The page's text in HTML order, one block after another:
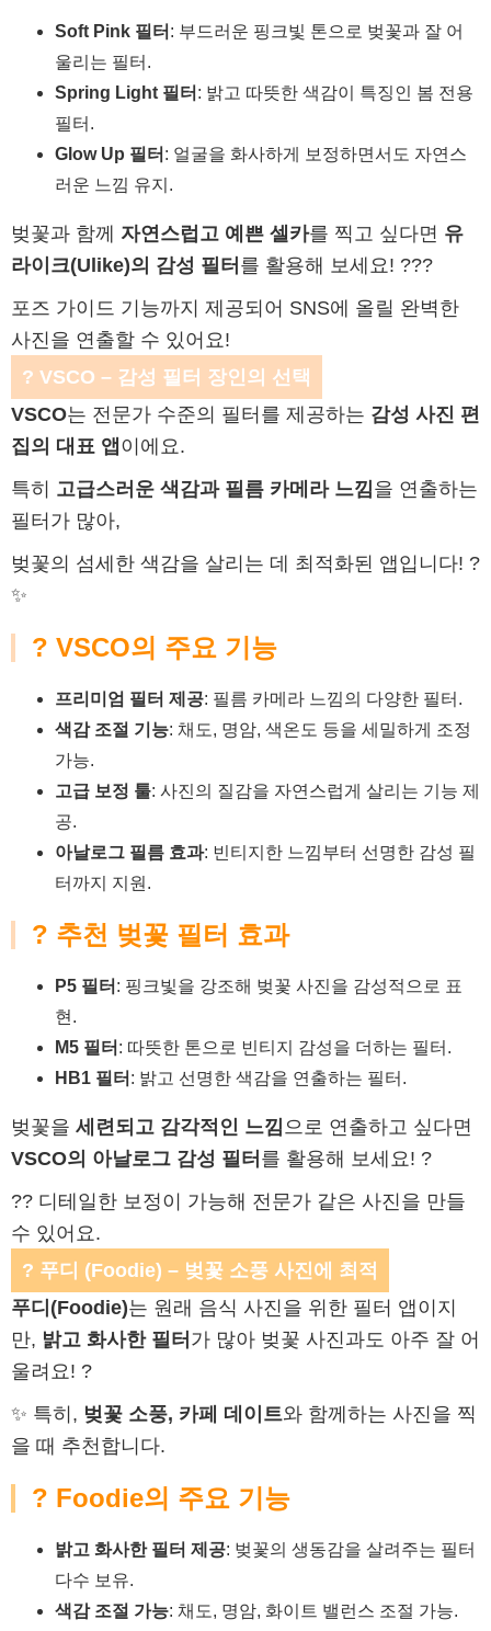
Soft Pink 필터 : 부드러운 핑크빛 톤으로 벚꽃과 잘 어
울리는 필터.
Spring Light 필터 : 밝고 따뜻한 색감이 특징인 봄 전용
필터.
Glow Up 필터 : 얼굴을 화사하게 보정하면서도 자연스
러운 느낌 유지.
벚꽃과 함께 자연스럽고 예쁜 셀카를 찍고 싶다면 유
라이크(Ulike)의 감성 필터 를 활용해 보세요! ???
포즈 가이드 기능까지 제공되어 SNS에 올릴 완벽한
사진을 연출할 수 있어요!
? VSCO – 감성 필터 장인의 선택
VSCO는 전문가 수준의 필터를 제공하는 감성 사진 편
집의 대표 앱 이에요.
특히 고급스러운 색감과 필름 카메라 느낌을 연출하는
필터가 많아,
벚꽃의 섬세한 색감을 살리는 데 최적화된 앱입니다! ?
✨
? VSCO의 주요 기능
프리미엄 필터 제공: 필름 카메라 느낌의 다양한 필터.
색감 조절 기능: 채도, 명암, 색온도 등을 세밀하게 조정
가능.
고급 보정 툴: 사진의 질감을 자연스럽게 살리는 기능 제
공.
아날로그 필름 효과: 빈티지한 느낌부터 선명한 감성 필
터까지 지원.
? 추천 벚꽃 필터 효과
P5 필터 : 핑크빛을 강조해 벚꽃 사진을 감성적으로 표
현.
M5 필터 : 따뜻한 톤으로 빈티지 감성을 더하는 필터.
HB1 필터 : 밝고 선명한 색감을 연출하는 필터.
벚꽃을 세련되고 감각적인 느낌으로 연출하고 싶다면
VSCO의 아날로그 감성 필터 를 활용해 보세요! ?
?? 디테일한 보정이 가능해 전문가 같은 사진을 만들
수 있어요.
? 푸디 (Foodie) – 벚꽃 소풍 사진에 최적
푸디(Foodie)는 원래 음식 사진을 위한 필터 앱이지
만, 밝고 화사한 필터 가 많아 벚꽃 사진과도 아주 잘 어
울려요! ?
✨ 특히, 벚꽃 소풍, 카페 데이트와 함께하는 사진을 찍
을 때 추천합니다.
? Foodie의 주요 기능
밝고 화사한 필터 제공: 벚꽃의 생동감을 살려주는 필터
다수 보유.
색감 조절 가능: 채도, 명암, 화이트 밸런스 조절 가능.